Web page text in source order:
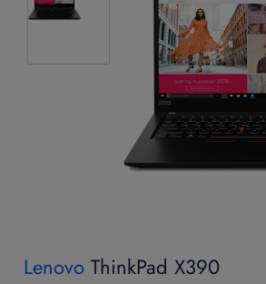
Lenovo ThinkPad X390